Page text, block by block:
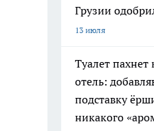
Грузии
13 июля
Туалет пахнет
отель:
подставку
никакого